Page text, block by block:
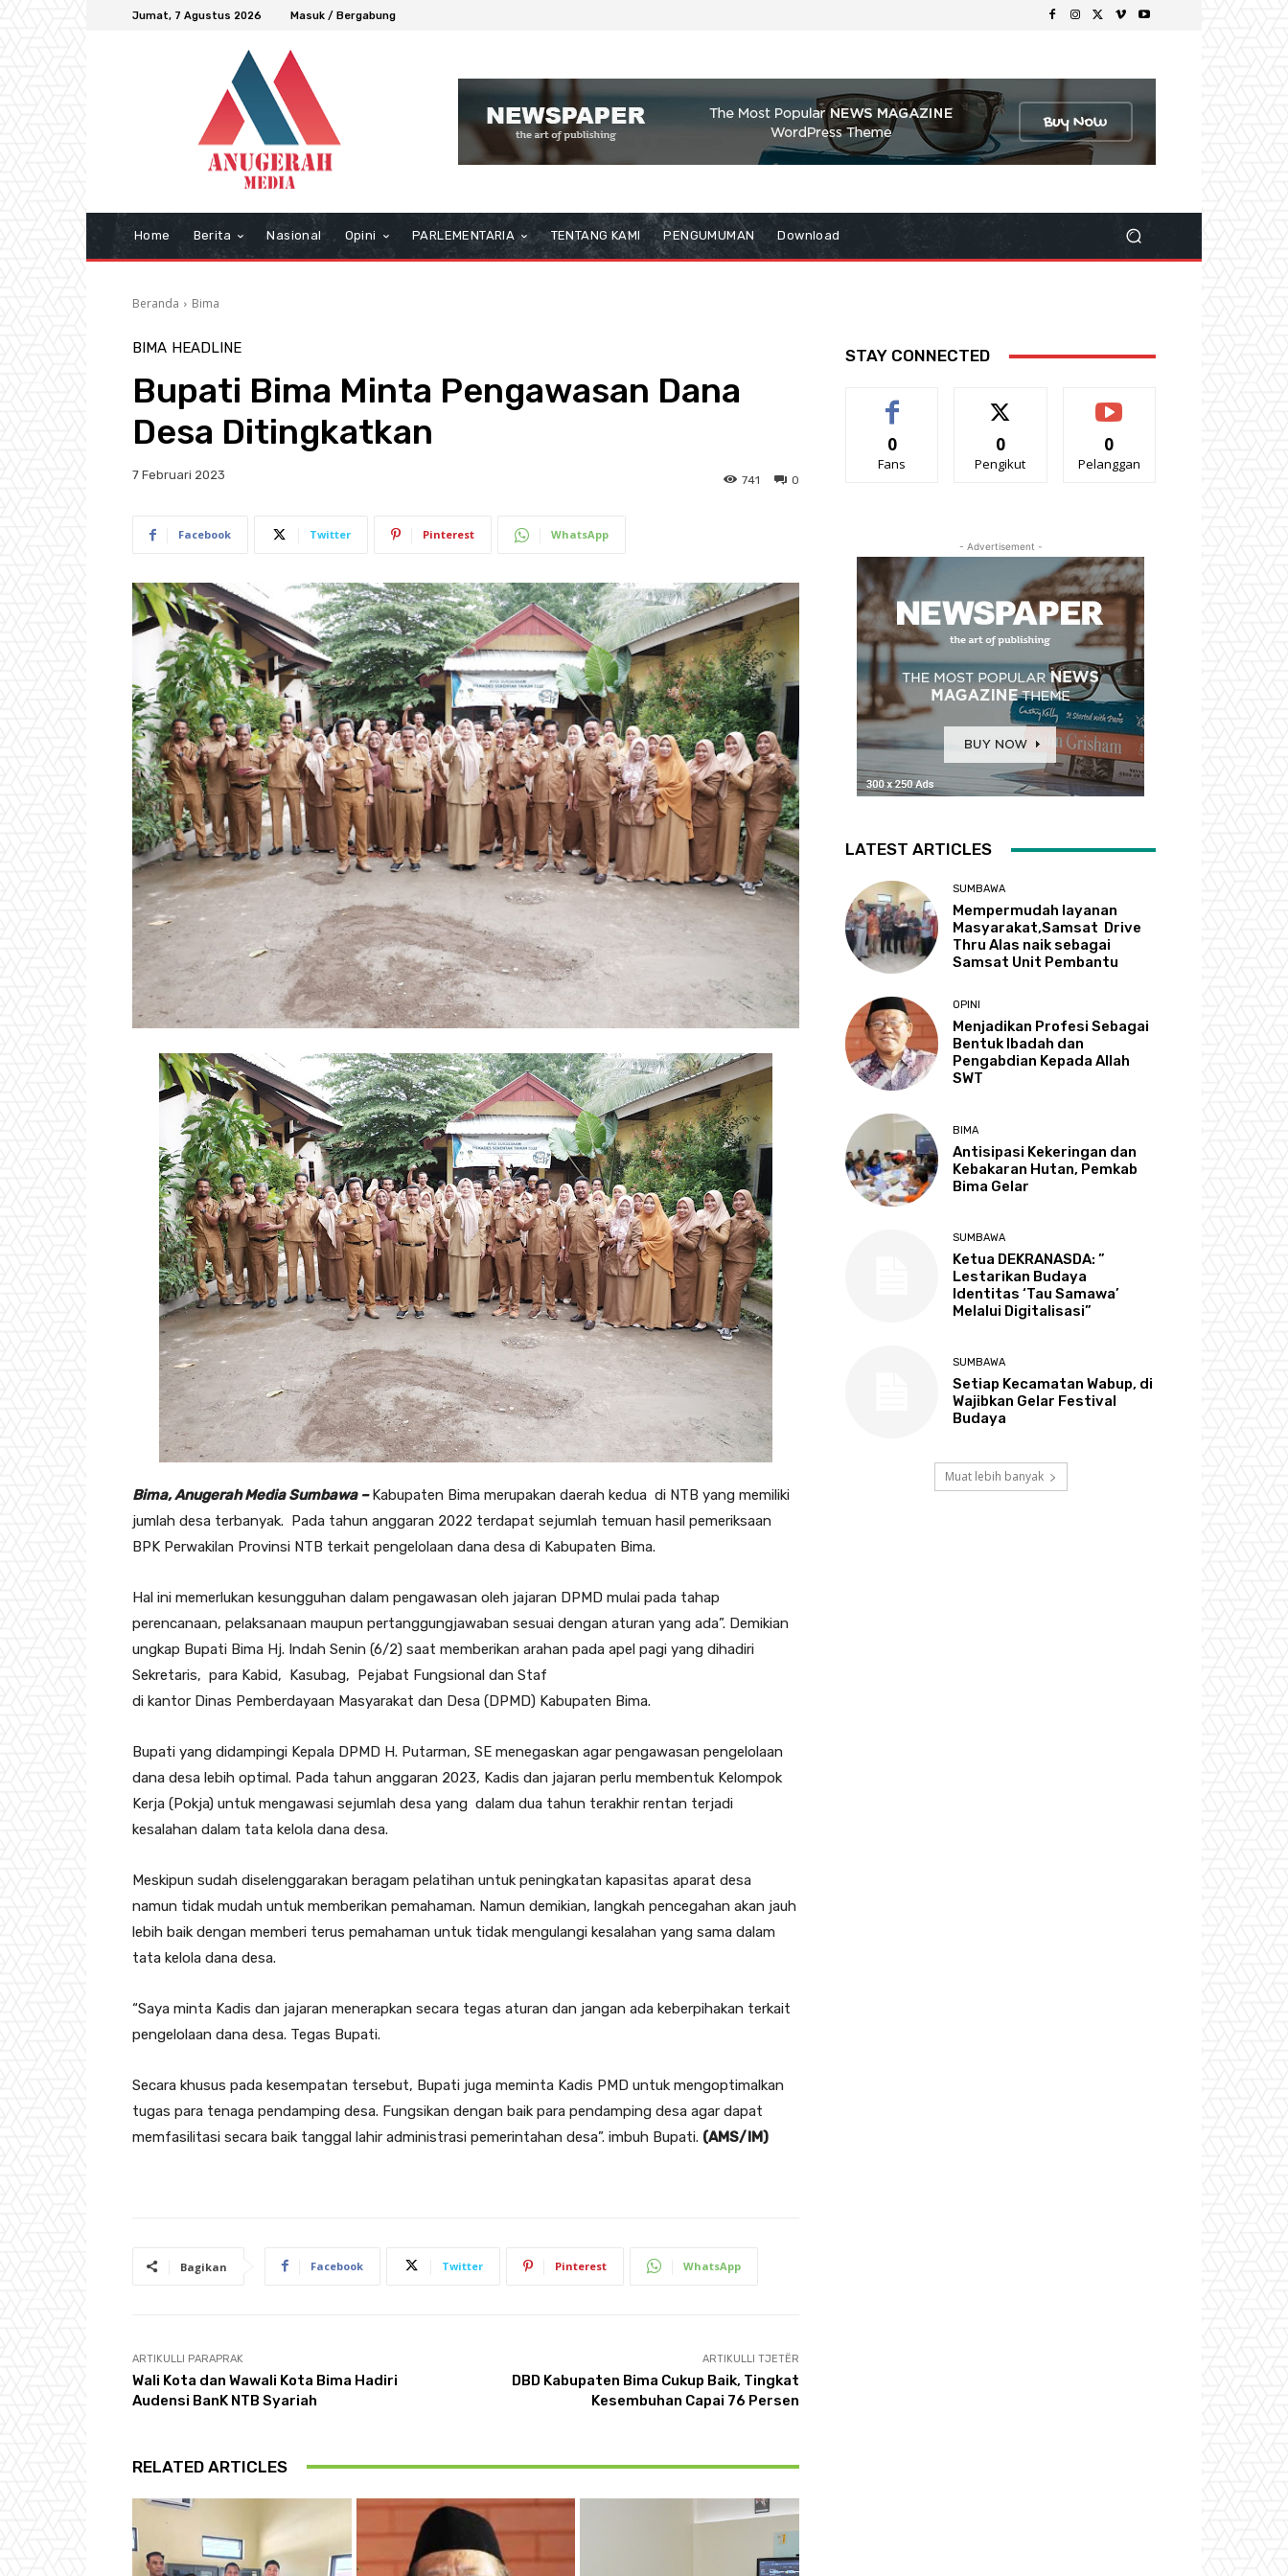
Jumat, 7 Agustus 2026 Masuk / Bergabung
Home Berita Nasional Opini PARLEMENTARIA TENTANG KAMI PENGUMUMAN Download
Beranda Bima
BIMA HEADLINE
Bupati Bima Minta Pengawasan Dana
Desa Ditingkatkan
7 Februari 2023 0
741
Facebook Twitter Pinterest WhatsApp
Bima, Anugerah Media Sumbawa –Kabupaten Bima merupakan daerah kedua di NTB yang memiliki
jumlah desa terbanyak. Pada tahun anggaran 2022 terdapat sejumlah temuan hasil pemeriksaan
BPK Perwakilan Provinsi NTB terkait pengelolaan dana desa di Kabupaten Bima.
Hal ini memerlukan kesungguhan dalam pengawasan oleh jajaran DPMD mulai pada tahap
perencanaan, pelaksanaan maupun pertanggungjawaban sesuai dengan aturan yang ada”. Demikian
ungkap Bupati Bima Hj. Indah Senin (6/2) saat memberikan arahan pada apel pagi yang dihadiri
Sekretaris, para Kabid, Kasubag, Pejabat Fungsional dan Staf
di kantor Dinas Pemberdayaan Masyarakat dan Desa (DPMD) Kabupaten Bima.
Bupati yang didampingi Kepala DPMD H. Putarman, SE menegaskan agar pengawasan pengelolaan
dana desa lebih optimal. Pada tahun anggaran 2023, Kadis dan jajaran perlu membentuk Kelompok
Kerja (Pokja) untuk mengawasi sejumlah desa yang dalam dua tahun terakhir rentan terjadi
kesalahan dalam tata kelola dana desa.
Meskipun sudah diselenggarakan beragam pelatihan untuk peningkatan kapasitas aparat desa
namun tidak mudah untuk memberikan pemahaman. Namun demikian, langkah pencegahan akan jauh
lebih baik dengan memberi terus pemahaman untuk tidak mengulangi kesalahan yang sama dalam
tata kelola dana desa.
“Saya minta Kadis dan jajaran menerapkan secara tegas aturan dan jangan ada keberpihakan terkait
pengelolaan dana desa. Tegas Bupati.
Secara khusus pada kesempatan tersebut, Bupati juga meminta Kadis PMD untuk mengoptimalkan
tugas para tenaga pendamping desa. Fungsikan dengan baik para pendamping desa agar dapat
memfasilitasi secara baik tanggal lahir administrasi pemerintahan desa”. imbuh Bupati. (AMS/IM)
Bagikan Facebook Twitter Pinterest WhatsApp
ARTIKULLI PARAPRAK
Wali Kota dan Wawali Kota Bima Hadiri
Audensi BanK NTB Syariah
ARTIKULLI TJETËR
DBD Kabupaten Bima Cukup Baik, Tingkat
Kesembuhan Capai 76 Persen
RELATED ARTICLES
STAY CONNECTED
0
Fans
0
Pengikut
0
Pelanggan
- Advertisement -
LATEST ARTICLES
SUMBAWA
Mempermudah layanan
Masyarakat,Samsat Drive
Thru Alas naik sebagai
Samsat Unit Pembantu
OPINI
Menjadikan Profesi Sebagai
Bentuk Ibadah dan
Pengabdian Kepada Allah
SWT
BIMA
Antisipasi Kekeringan dan
Kebakaran Hutan, Pemkab
Bima Gelar
SUMBAWA
Ketua DEKRANASDA: ”
Lestarikan Budaya
Identitas ‘Tau Samawa’
Melalui Digitalisasi”
SUMBAWA
Setiap Kecamatan Wabup, di
Wajibkan Gelar Festival
Budaya
Muat lebih banyak